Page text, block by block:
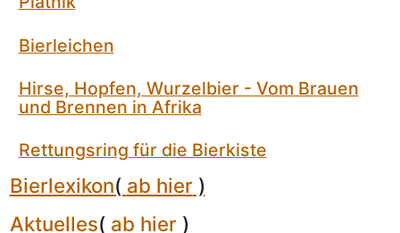
Bierleichen
Hirse, Hopfen, Wurzelbier - Vom Brauen
und Brennen in Afrika
Rettungsring für die Bierkiste
Bierlexikon( ab hier)
Aktuelles( ab hier)